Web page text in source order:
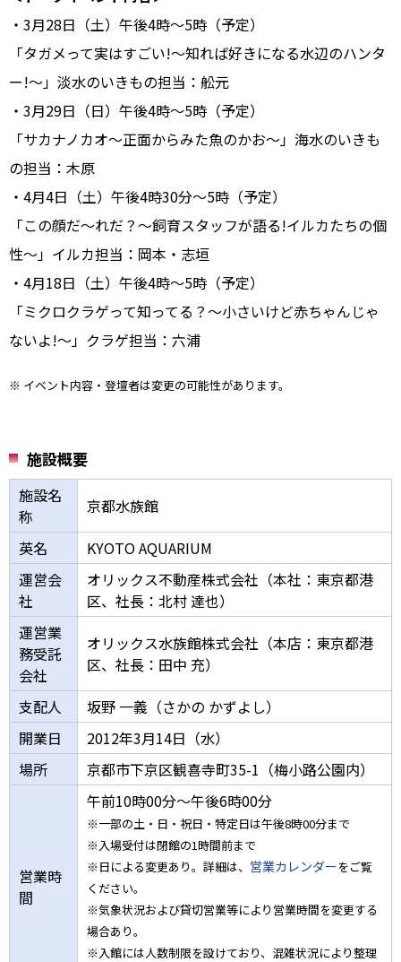
・3月28日（土）午後4時～5時（予定）
「タガメって実はすごい!～知れば好きになる水辺のハンタ
ー!～」淡水のいきもの担当：舩元
・3月29日（日）午後4時～5時（予定）
「サカナノカオ～正面からみた魚のかお～」海水のいきも
の担当：木原
・4月4日（土）午後4時30分～5時（予定）
「この顔だ～れだ？～飼育スタッフが語る!イルカたちの個
性～」イルカ担当：岡本・志垣
・4月18日（土）午後4時～5時（予定）
「ミクロクラゲって知ってる？～小さいけど赤ちゃんじゃ
ないよ!～」クラゲ担当：六浦
※ イベント内容・登壇者は変更の可能性があります。
施設概要
施設名
称
京都水族館
英名
KYOTO AQUARIUM
運営会
社
オリックス不動産株式会社（本社：東京都港
区、社長：北村 達也）
運営業
務受託
会社
オリックス水族館株式会社（本店：東京都港
区、社長：田中 充）
支配人
坂野 一義（さかの かずよし）
開業日
2012年3月14日（水）
場所
京都市下京区観喜寺町35-1（梅小路公園内）
営業時
間
午前10時00分～午後6時00分
※一部の土・日・祝日・特定日は午後8時00分まで
※入場受付は閉館の1時間前まで
※日による変更あり。詳細は、 営業カレンダーをご覧
ください。
※気象状況および貸切営業等により営業時間を変更する
場合あり。
※入館には人数制限を設けており、混雑状況により整理